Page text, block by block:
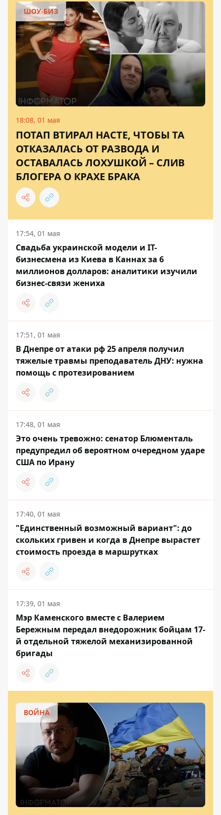
ШОУ-БИЗ
18:08, 01 мая
ПОТАП ВТИРАЛ НАСТЕ, ЧТОБЫ ТА
ОТКАЗАЛАСЬ ОТ РАЗВОДА И
ОСТАВАЛАСЬ ЛОХУШКОЙ – СЛИВ
БЛОГЕРА О КРАХЕ БРАКА
17:54, 01 мая
Свадьба украинской модели и IT-
бизнесмена из Киева в Каннах за 6
миллионов долларов: аналитики изучили
бизнес-связи жениха
17:51, 01 мая
В Днепре от атаки рф 25 апреля получил
тяжелые травмы преподаватель ДНУ: нужна
помощь с протезированием
17:48, 01 мая
Это очень тревожно: сенатор Блюменталь
предупредил об вероятном очередном ударе
США по Ирану
17:40, 01 мая
"Единственный возможный вариант": до
скольких гривен и когда в Днепре вырастет
стоимость проезда в маршрутках
17:39, 01 мая
Мэр Каменского вместе с Валерием
Бережным передал внедорожник бойцам 17-
й отдельной тяжелой механизированной
бригады
ВОЙНА